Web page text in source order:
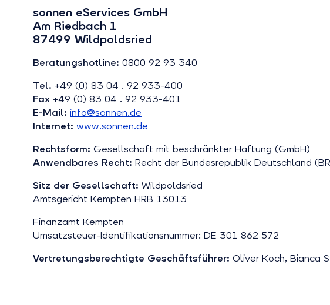
sonnen eServices GmbH
Am Riedbach 1
87499 Wildpoldsried
Beratungshotline: 0800 92 93 340
Tel. +49 (0) 83 04 . 92 933-400
Fax +49 (0) 83 04 . 92 933-401
E-Mail: info@sonnen.de
Internet: www.sonnen.de
Rechtsform: Gesellschaft mit beschränkter Haftung (GmbH)
Anwendbares Recht: Recht der Bundesrepublik Deutschland
Sitz der Gesellschaft: Wildpoldsried
Amtsgericht Kempten HRB 13013
Finanzamt Kempten
Umsatzsteuer-Identifikationsnummer: DE 301 862 572
Vertretungsberechtigte Geschäftsführer: Oliver Koch, Bianca